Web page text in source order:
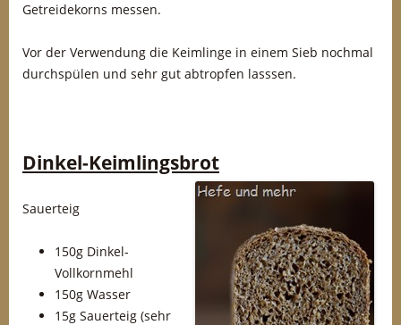
Getreidekorns messen.
Vor der Verwendung die Keimlinge in einem Sieb nochmal
durchspülen und sehr gut abtropfen lasssen.
Dinkel-Keimlingsbrot
Sauerteig
150g Dinkel-
Vollkornmehl
150g Wasser
15g Sauerteig (sehr